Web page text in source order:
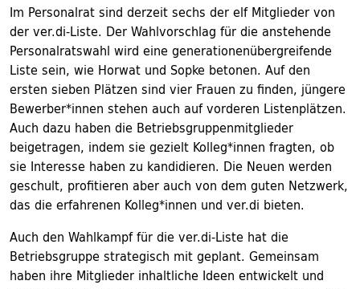
Im Personalrat sind derzeit sechs der elf Mitglieder von
der ver.di-Liste. Der Wahlvorschlag für die anstehende
Personalratswahl wird eine generationenübergreifende
Liste sein, wie Horwat und Sopke betonen. Auf den
ersten sieben Plätzen sind vier Frauen zu finden, jüngere
Bewerber*innen stehen auch auf vorderen Listenplätzen.
Auch dazu haben die Betriebsgruppenmitglieder
beigetragen, indem sie gezielt Kolleg*innen fragten, ob
sie Interesse haben zu kandidieren. Die Neuen werden
geschult, profitieren aber auch von dem guten Netzwerk,
das die erfahrenen Kolleg*innen und ver.di bieten.
Auch den Wahlkampf für die ver.di-Liste hat die
Betriebsgruppe strategisch mit geplant. Gemeinsam
haben ihre Mitglieder inhaltliche Ideen entwickelt und